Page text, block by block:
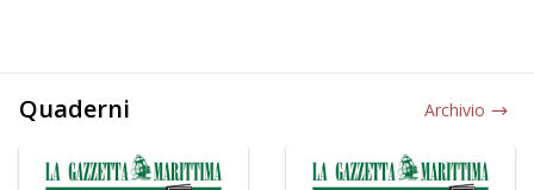
Quaderni Archivio